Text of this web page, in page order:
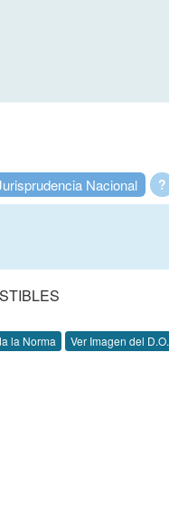
?
Nacional
la Norma Ver Imagen del D.O.